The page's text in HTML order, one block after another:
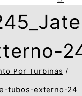
Por Turbinas
tubos-externo-24